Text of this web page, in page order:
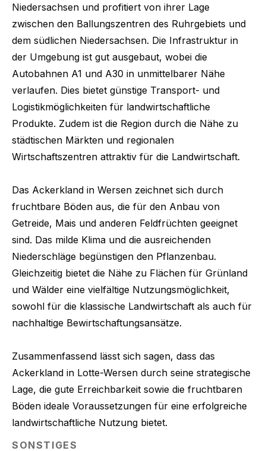
Niedersachsen und profitiert von ihrer Lage
zwischen den Ballungszentren des Ruhrgebiets und
dem südlichen Niedersachsen. Die Infrastruktur in
der Umgebung ist gut ausgebaut, wobei die
Autobahnen A1 und A30 in unmittelbarer Nähe
verlaufen. Dies bietet günstige Transport- und
Logistikmöglichkeiten für landwirtschaftliche
Produkte. Zudem ist die Region durch die Nähe zu
städtischen Märkten und regionalen
Wirtschaftszentren attraktiv für die Landwirtschaft.
Das Ackerkland in Wersen zeichnet sich durch
fruchtbare Böden aus, die für den Anbau von
Getreide, Mais und anderen Feldfrüchten geeignet
sind. Das milde Klima und die ausreichenden
Niederschläge begünstigen den Pflanzenbau.
Gleichzeitig bietet die Nähe zu Flächen für Grünland
und Wälder eine vielfältige Nutzungsmöglichkeit,
sowohl für die klassische Landwirtschaft als auch für
nachhaltige Bewirtschaftungsansätze.
Zusammenfassend lässt sich sagen, dass das
Ackerkland in Lotte-Wersen durch seine strategische
Lage, die gute Erreichbarkeit sowie die fruchtbaren
Böden ideale Voraussetzungen für eine erfolgreiche
landwirtschaftliche Nutzung bietet.
SONSTIGES